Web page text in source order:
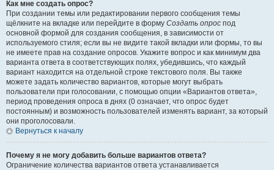
Как мне создать опрос?
При создании темы или редактировании первого сообщения темы
щёлкните на вкладке или перейдите в форму Создать опрос под
основной формой для создания сообщения, в зависимости от
используемого стиля; если вы не видите такой вкладки или формы, то вы
не имеете прав на создание опросов. Укажите вопрос и как минимум два
варианта ответа в соответствующих полях, убедившись, что каждый
вариант находится на отдельной строке текстового поля. Вы также
можете задать количество вариантов, которые могут выбрать
пользователи при голосовании, с помощью опции «Вариантов ответа»,
период проведения опроса в днях (0 означает, что опрос будет
постоянным) и возможность пользователей изменять вариант, за который
они проголосовали.
Вернуться к началу
Почему я не могу добавить больше вариантов ответа?
Ограничение количества вариантов ответа устанавливается